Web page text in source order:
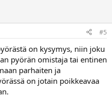
#5
on kysymys, niin joku
pyörän omistaja tai entinen
parhaiten ja
on jotain poikkeavaa